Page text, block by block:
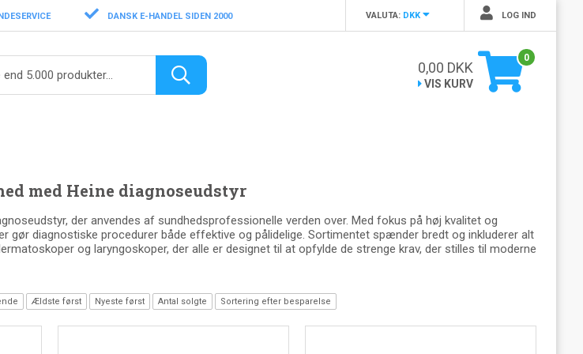
DANSK E-HANDEL SIDEN 2000 LOG IND
VALUTA: DKK
0
0,00 DKK
VIS KURV
med Heine diagnoseudstyr
der anvendes af sundhedsprofessionelle verden over. Med fokus på høj kvalitet og
gør diagnostiske procedurer både effektive og pålidelige. Sortimentet spænder bredt og inkluderer alt
og laryngoskoper, der alle er designet til at opfylde de strenge krav, der stilles til moderne
Ældste først Nyeste først Antal solgte Sortering efter besparelse